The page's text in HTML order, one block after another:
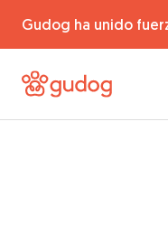
Gudog ha unido